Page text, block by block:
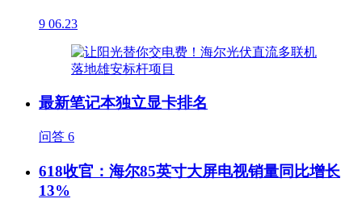
9 06.23
最新笔记本独立显卡排名
问答 6
618收官：海尔85英寸大屏电视销量同比增长
13%